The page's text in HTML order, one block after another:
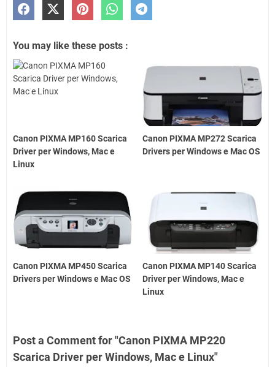
You may like these posts :
Canon PIXMA MP160 Scarica
Driver per Windows, Mac e
Linux
Canon PIXMA MP272 Scarica
Drivers per Windows e Mac OS
Canon PIXMA MP450 Scarica
Drivers per Windows e Mac OS
Canon PIXMA MP140 Scarica
Driver per Windows, Mac e
Linux
Post a Comment for "Canon PIXMA MP220
Scarica Driver per Windows, Mac e Linux"